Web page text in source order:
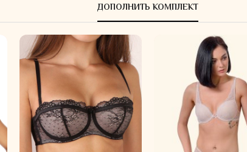
Состав ластовицы:
100% хлопок
ДОПОЛНИТЬ КОМПЛЕКТ